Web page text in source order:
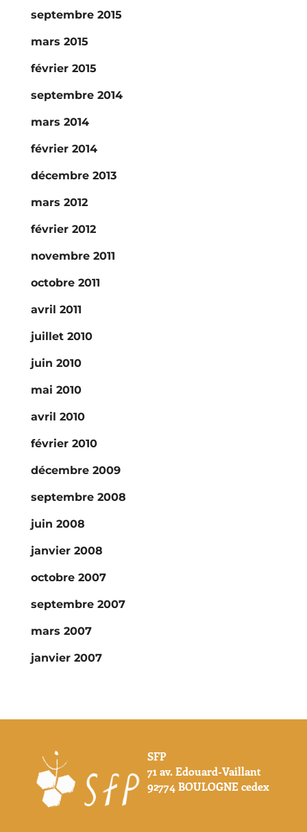
septembre 2015
mars 2015
février 2015
septembre 2014
mars 2014
février 2014
décembre 2013
mars 2012
février 2012
novembre 2011
octobre 2011
avril 2011
juillet 2010
juin 2010
mai 2010
avril 2010
février 2010
décembre 2009
septembre 2008
juin 2008
janvier 2008
octobre 2007
septembre 2007
mars 2007
janvier 2007
SFP
71 av. Edouard-Vaillant
92774 BOULOGNE cedex